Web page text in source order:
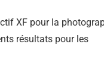
XF pour la
résultats pour les